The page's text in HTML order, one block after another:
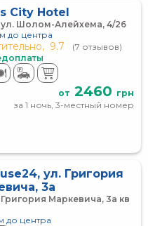
City Hotel
Шолом-Алейхема, 4/26
до центра
9.7
(7 отзывов)
от 2460 грн
за 1 ночь, 3-местный номер
ул. Григория
3а
Маркевича, 3а кв
до центра